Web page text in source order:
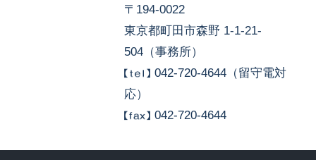
〒194-0022
東京都町田市森野 1-1-21-
504（事務所）
042-720-4644（留守電対
応）
042-720-4644